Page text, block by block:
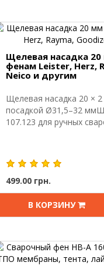
Щелевая насадка 20
фенам Leister, Herz,
Neico и другим
Щелевая насадка 20 ×
посадкой Ø31,5–32
107.123 для ручных
499.00 грн.
В КОРЗИНУ